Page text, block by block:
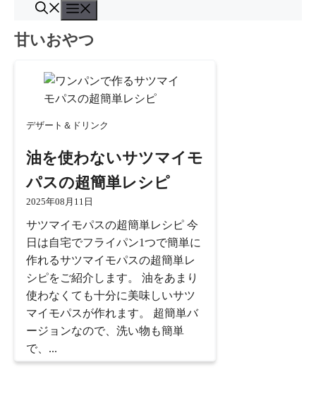
テ
ュ
甘いおやつ
デザート＆ドリンク
油を使わないサツマイモ
パスの超簡単レシピ
2025年08月11日
サツマイモパスの超簡単レシピ 今
日は自宅でフライパン1つで簡単に
作れるサツマイモパスの超簡単レ
シピをご紹介します。 油をあまり
使わなくても十分に美味しいサツ
マイモパスが作れます。 超簡単バ
ージョンなので、洗い物も簡単
で、...